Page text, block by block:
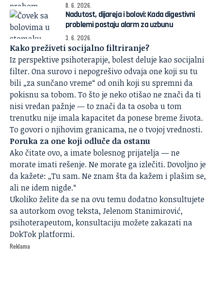
8. 6. 2026.
Nadutost, dijareja i bolovi: Kada digestivni
problemi postaju alarm za uzbunu
3. 6. 2026.
Kako preživeti socijalno filtriranje?
Iz perspektive psihoterapije, bolest deluje kao socijalni
filter. Ona surovo i nepogrešivo odvaja one koji su tu
bili „za sunčano vreme“ od onih koji su spremni da
pokisnu sa tobom. To što je neko otišao ne znači da ti
nisi vredan pažnje — to znači da ta osoba u tom
trenutku nije imala kapacitet da ponese breme života.
To govori o njihovim granicama, ne o tvojoj vrednosti.
Poruka za one koji odluče da ostanu
Ako čitate ovo, a imate bolesnog prijatelja — ne
morate imati rešenje. Ne morate ga izlečiti. Dovoljno je
da kažete: „Tu sam. Ne znam šta da kažem i plašim se,
ali ne idem nigde.“
Ukoliko želite da se na ovu temu dodatno konsultujete
sa autorkom ovog teksta, Jelenom Stanimirović,
psihoterapeutom, konsultaciju možete zakazati na
DokTok platformi.
Reklama